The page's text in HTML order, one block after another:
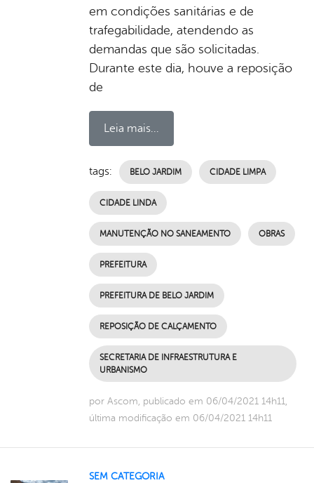
em condições sanitárias e de
trafegabilidade, atendendo as
demandas que são solicitadas.
Durante este dia, houve a reposição
de
Leia mais...
tags: BELO JARDIM CIDADE LIMPA
CIDADE LINDA
MANUTENÇÃO NO SANEAMENTO OBRAS
PREFEITURA
PREFEITURA DE BELO JARDIM
REPOSIÇÃO DE CALÇAMENTO
SECRETARIA DE INFRAESTRUTURA E
URBANISMO
por Ascom, publicado em 06/04/2021 14h11,
última modificação em 06/04/2021 14h11
SEM CATEGORIA